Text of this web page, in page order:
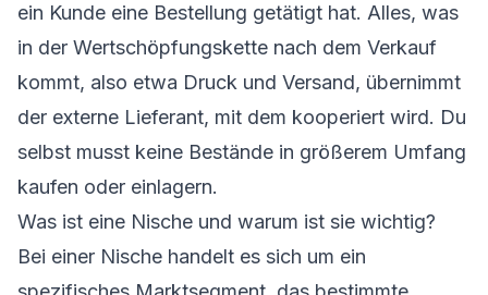
ein Kunde eine Bestellung getätigt hat. Alles, was
in der Wertschöpfungskette nach dem Verkauf
kommt, also etwa Druck und Versand, übernimmt
der externe Lieferant, mit dem kooperiert wird. Du
selbst musst keine Bestände in größerem Umfang
kaufen oder einlagern.
Was ist eine Nische und warum ist sie wichtig?
Bei einer Nische handelt es sich um ein